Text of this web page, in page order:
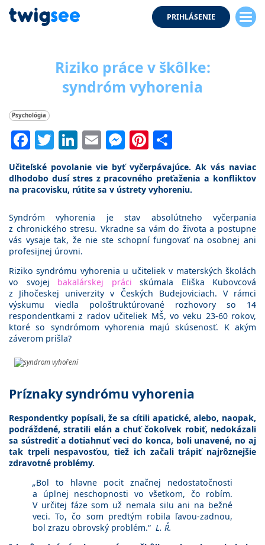
PRIHLÁSENIE
Riziko práce v škôlke:
syndróm vyhorenia
Psychológia
Facebook
Twitter
LinkedIn
EmailMessenger
Pinterest
Učiteľské povolanie vie byť vyčerpávajúce. Ak vás naviac
dlhodobo dusí stres z pracovného preťaženia a konfliktov
na pracovisku, rútite sa v ústrety vyhoreniu.
Syndróm vyhorenia je stav absolútneho vyčerpania
z chronického stresu. Vkradne sa vám do života a postupne
vás vysaje tak, že nie ste schopní fungovať na osobnej ani
profesijnej úrovni.
Riziko syndrómu vyhorenia u učiteliek v materských školách
vo svojej bakalárskej práci skúmala Eliška Kubovcová
z Jihočeskej univerzity v Českých Budejoviciach. V rámci
výskumu viedla pološtruktúrované rozhovory so 14
respondentkami z radov učiteliek MŠ, vo veku 23-60 rokov,
ktoré so syndrómom vyhorenia majú skúsenosť. K akým
záverom prišla?
Príznaky syndrómu vyhorenia
Respondentky popísali, že sa cítili apatické, alebo, naopak,
podráždené, stratili elán a chuť čokoľvek robiť, nedokázali
sa sústrediť a dotiahnuť veci do konca, boli unavené, no aj
tak trpeli nespavosťou, tiež ich začali trápiť najrôznejšie
zdravotné problémy.
„Bol to hlavne pocit značnej nedostatočnosti
a úplnej neschopnosti vo všetkom, čo robím.
V určitej fáze som už nemala silu ani na bežné
veci. To, čo som predtým robila ľavou-zadnou,
bol zrazu obrovský problém.“ L. Ř.